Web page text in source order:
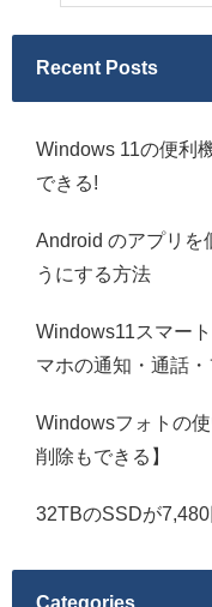
Recent Posts
Windows 11の便利
できる!
Android のアプリを
うにする方法
Windows11スマー
マホの通知・通話
Windowsフォトの
削除もできる】
32TBのSSDが
Categories